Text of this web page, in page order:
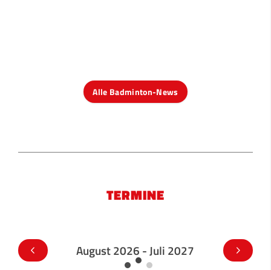
Alle Badminton-News
TERMINE
August 2026 - Juli 2027